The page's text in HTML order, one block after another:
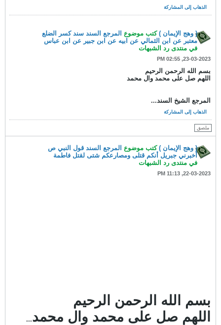
الذهاب إلى المشاركة
( وهج الإيمان ) كتب موضوع المرجع السند سند كسر الضلع
معتبر عن ابن الثمالي عن ابيه عن ابن جبير عن ابن عباس
في منتدى رد الشبهات
23-03-2023, 02:55 PM
بسم الله الرحمن الرحيم
اللهم صل على محمد وال محمد
المرجع الشيخ السند...
الذهاب إلى المشاركة
ملصق
( وهج الإيمان ) كتب موضوع المرجع السند قول النبي ص
أخبرني جبريل أنكم قتلى ومصارعكم شتى لقتل فاطمة
في منتدى رد الشبهات
22-03-2023, 11:13 PM
بسم الله الرحمن الرحيم
اللهم صل على محمد وال محمد...